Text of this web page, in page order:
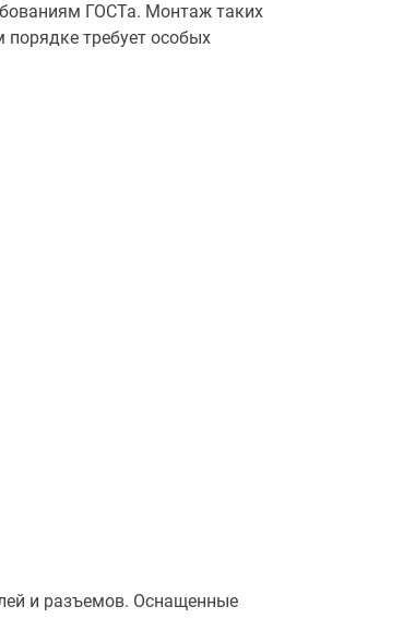
ГОСТа. Монтаж таких
порядке требует особых
и разъемов. Оснащенные